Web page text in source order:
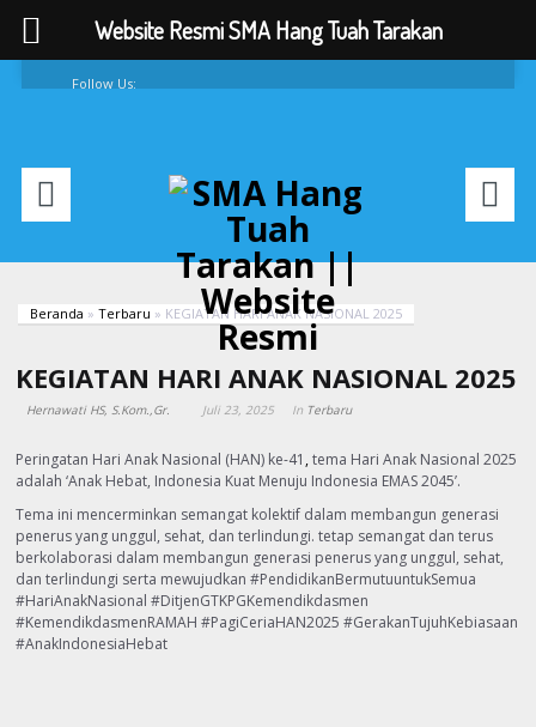
Follow Us:
Beranda »Terbaru » KEGIATAN HARI ANAK NASIONAL 2025
KEGIATAN HARI ANAK NASIONAL 2025
Hernawati HS, S.Kom.,Gr. Juli 23, 2025 In Terbaru
Peringatan Hari Anak Nasional (HAN) ke-41 ,tema Hari Anak Nasional 2025
adalah ‘Anak Hebat, Indonesia Kuat Menuju Indonesia EMAS 2045’.
Tema ini mencerminkan semangat kolektif dalam membangun generasi
penerus yang unggul, sehat, dan terlindungi. tetap semangat dan terus
berkolaborasi dalam membangun generasi penerus yang unggul, sehat,
dan terlindungi serta mewujudkan #PendidikanBermutuuntukSemua
#HariAnakNasional #DitjenGTKPGKemendikdasmen
#KemendikdasmenRAMAH #PagiCeriaHAN2025 #GerakanTujuhKebiasaan
#AnakIndonesiaHebat
Website Resmi SMA Hang Tuah Tarakan